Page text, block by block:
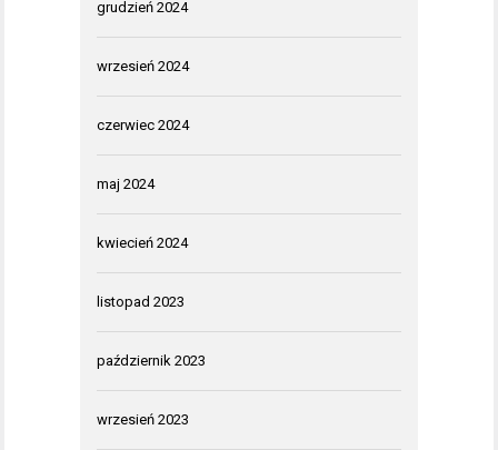
grudzień 2024
wrzesień 2024
czerwiec 2024
maj 2024
kwiecień 2024
listopad 2023
październik 2023
wrzesień 2023